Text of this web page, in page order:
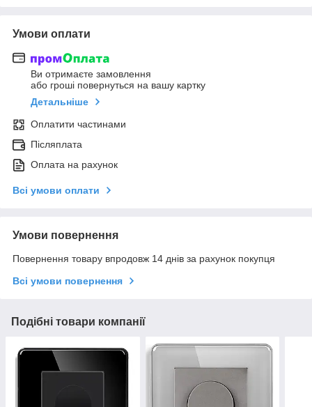
Умови оплати
Ви отримаєте замовлення
або гроші повернуться на вашу картку
Детальніше
Оплатити частинами
Післяплата
Оплата на рахунок
Всі умови оплати
Умови повернення
Повернення товару впродовж 14 днів за рахунок покупця
Всі умови повернення
Подібні товари компанії